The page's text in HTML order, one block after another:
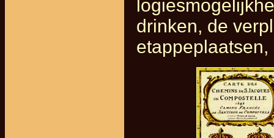
drinken, de
etappeplaatsen,